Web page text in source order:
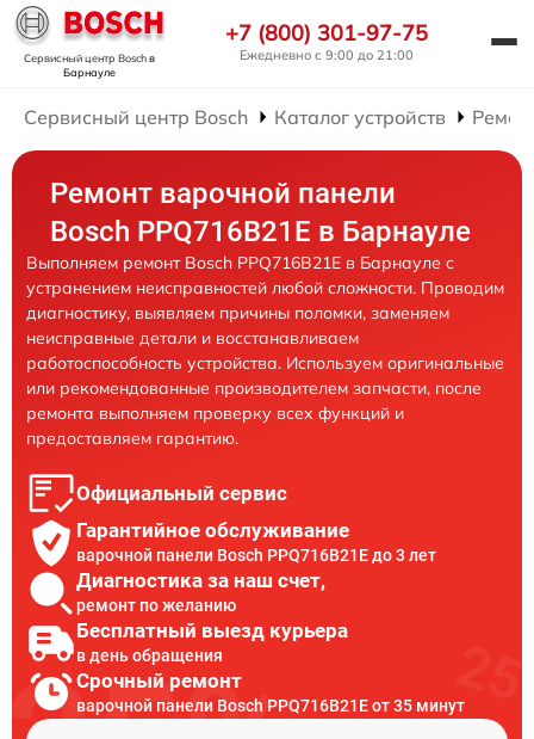
Сервисный центр Boschв
Барнауле
+7 (800) 301-97-75
Ежедневно с 9:00 до 21:00
Сервисный центр Bosch Каталог устройств
Ремонт варочной панели
Bosch PPQ716B21E в Барнауле
Выполняем ремонт Bosch PPQ716B21E в Барнауле с
устранением неисправностей любой сложности. Проводим
диагностику, выявляем причины поломки, заменяем
неисправные детали и восстанавливаем
работоспособность устройства. Используем оригинальные
или рекомендованные производителем запчасти, после
ремонта выполняем проверку всех функций и
предоставляем гарантию.
Официальный сервис
Гарантийное обслуживание
варочной панели Bosch PPQ716B21E до 3 лет
Диагностика за наш счет,
ремонт по желанию
Бесплатный выезд курьера
в день обращения
Срочный ремонт
варочной панели Bosch PPQ716B21E от 35 минут